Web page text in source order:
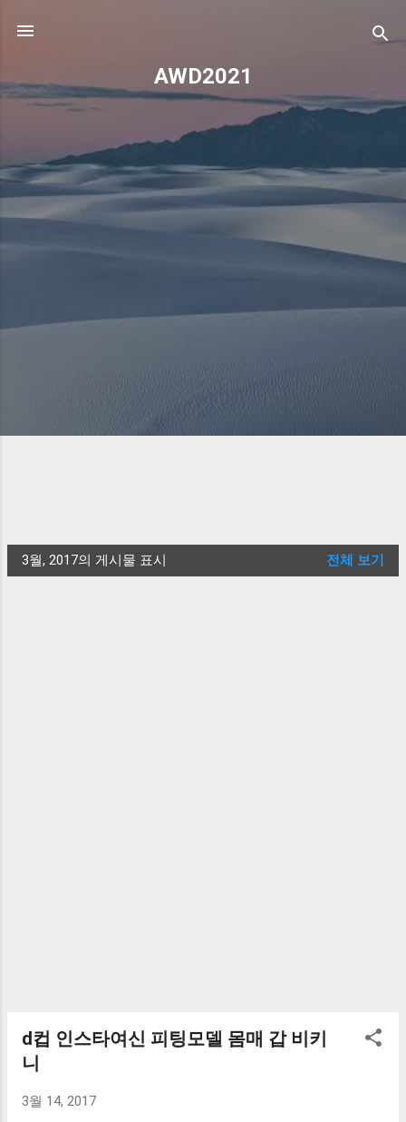
AWD2021
글
3월, 2017의 게시물 표시 전체 보기
d컵 인스타여신 피팅모델 몸매 갑 비키
니
3월 14, 2017